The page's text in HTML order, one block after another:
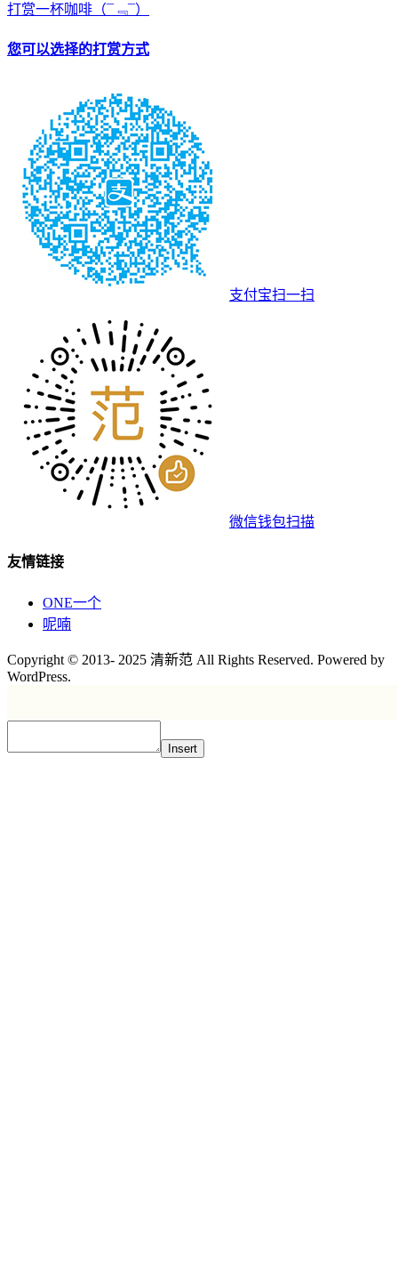
打赏一杯咖啡 （¯﹃¯）
您可以选择的打赏方式
支付宝扫一扫
微信钱包扫描
友情链接
ONE一个
呢喃
Copyright © 2013- 2025 清新范 All Rights Reserved. Powered by
WordPress.
Insert